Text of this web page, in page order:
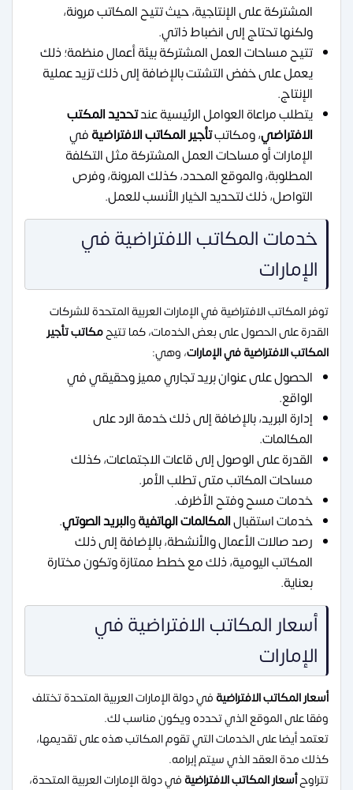
المشتركة على الإنتاجية، حيث تتيح المكاتب مرونة،
ولكنها تحتاج إلى انضباط ذاتي.
تتيح مساحات العمل المشتركة بيئة أعمال منظمة؛ ذلك
يعمل على خفض التشتت بالإضافة إلى ذلك تزيد عملية
الإنتاج.
يتطلب مراعاة العوامل الرئيسية عندتحديد المكتب
الافتراضي، ومكاتبتأجير المكاتب الافتراضيةفي
الإمارات أو مساحات العمل المشتركة مثل التكلفة
المطلوبة، والموقع المحدد، كذلك المرونة، وفرص
التواصل، ذلك لتحديد الخيار الأنسب للعمل.
خدمات المكاتب الافتراضية في
الإمارات
توفر المكاتب الافتراضية في الإمارات العربية المتحدة للشركات
القدرة على الحصول على بعض الخدمات، كما تتيحمكاتب تأجير
المكاتب الافتراضية في الإمارات، وهي:
الحصول على عنوان بريد تجاري مميز وحقيقي في
الواقع.
إدارة البريد، بالإضافة إلى ذلك خدمة الرد على
المكالمات.
القدرة على الوصول إلى قاعات الاجتماعات، كذلك
مساحات المكاتب متى تطلب الأمر.
خدمات مسح وفتح الأظرف.
خدمات استقبالالمكالمات الهاتفيةوالبريد الصوتي.
رصد صالات الأعمال والأنشطة، بالإضافة إلى ذلك
المكاتب اليومية، ذلك مع خطط ممتازة وتكون مختارة
بعناية.
أسعار المكاتب الافتراضية في
الإمارات
أسعار المكاتب الافتراضيةفي دولة الإمارات العربية المتحدة تختلف
وفقا على الموقع الذي تحدده ويكون مناسب لك.
تعتمد أيضا على الخدمات التي تقوم المكاتب هذه على تقديمها،
كذلك مدة العقد الذي سيتم إبرامه.
تتراوحأسعار المكاتب الافتراضيةفي دولة الإمارات العربية المتحدة،